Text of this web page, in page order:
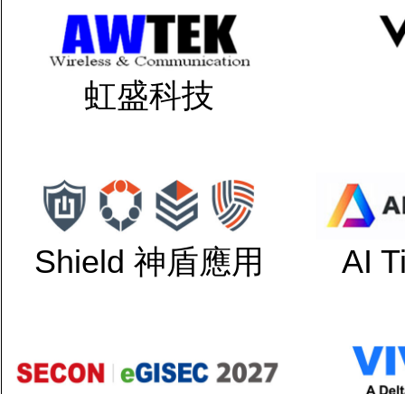
虹盛科技
Shield 神盾應用 AI